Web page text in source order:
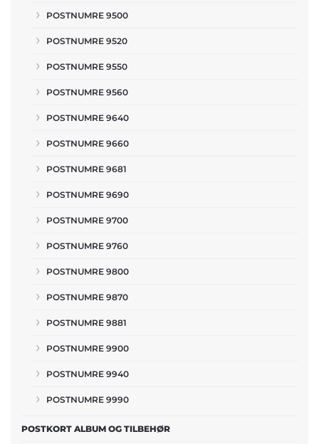
POSTNUMRE 9500
POSTNUMRE 9520
POSTNUMRE 9550
POSTNUMRE 9560
POSTNUMRE 9640
POSTNUMRE 9660
POSTNUMRE 9681
POSTNUMRE 9690
POSTNUMRE 9700
POSTNUMRE 9760
POSTNUMRE 9800
POSTNUMRE 9870
POSTNUMRE 9881
POSTNUMRE 9900
POSTNUMRE 9940
POSTNUMRE 9990
POSTKORT ALBUM OG TILBEHØR